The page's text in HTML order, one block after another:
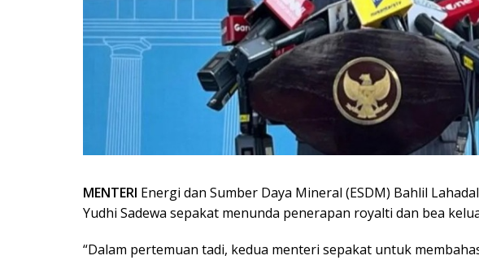
MENTERI Energi dan Sumber Daya Mineral (ESDM) Bahlil
Yudhi Sadewa sepakat menunda penerapan royalti dan bea
“Dalam pertemuan tadi, kedua menteri sepakat untuk